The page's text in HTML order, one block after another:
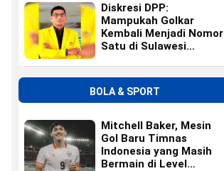
Diskresi DPP:
Mampukah Golkar
Kembali Menjadi Nomor
Satu di Sulawesi
BOLA & SPORT
Mitchell Baker, Mesin
Gol Baru Timnas
Indonesia yang Masih
Bermain di Level